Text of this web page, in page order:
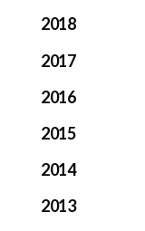
2018
2017
2016
2015
2014
2013